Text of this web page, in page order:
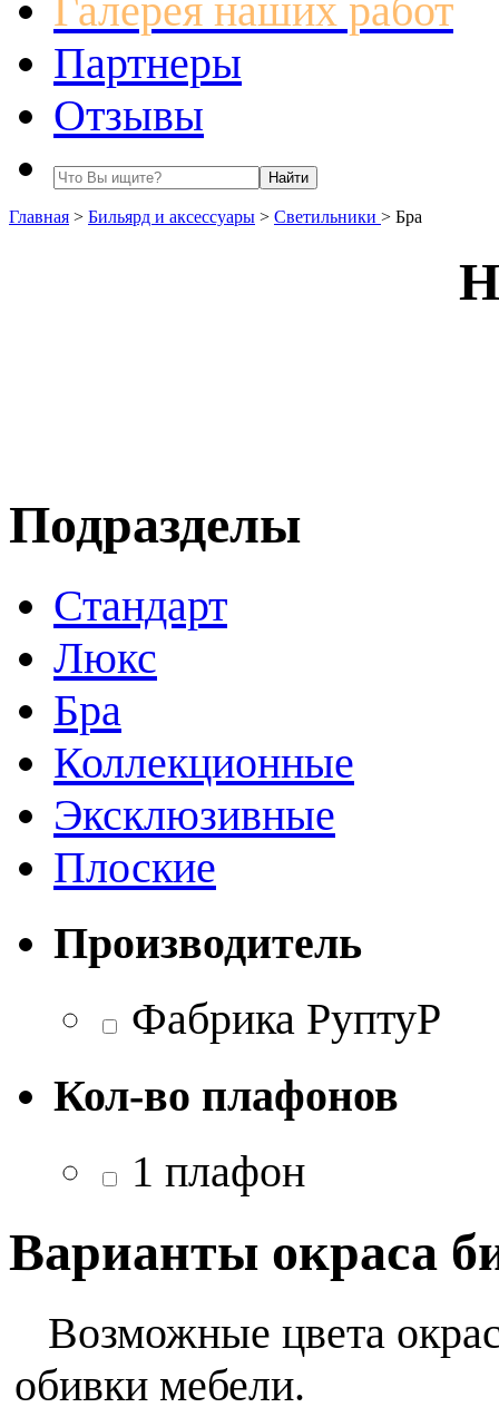
Галерея наших работ
Партнеры
Отзывы
Главная > Бильярд и аксессуары > Светильники > Бра
Подразделы
Стандарт
Люкс
Бра
Коллекционные
Эксклюзивные
Плоские
Производитель
Фабрика РуптуР
Кол-во плафонов
1 плафон
Варианты окраса
Возможные цвета
обивки мебели.